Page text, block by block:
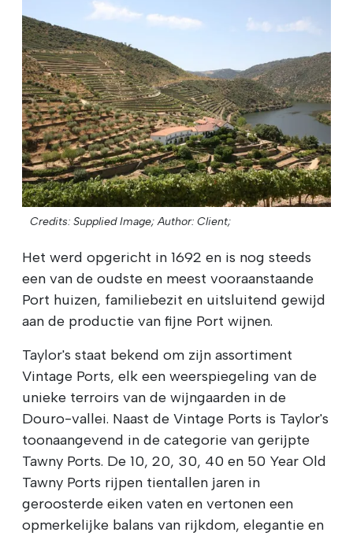
Credits: Supplied Image; Author: Client;
Het werd opgericht in 1692 en is nog steeds
een van de oudste en meest vooraanstaande
Port huizen, familiebezit en uitsluitend gewijd
aan de productie van fijne Port wijnen.
Taylor's staat bekend om zijn assortiment
Vintage Ports, elk een weerspiegeling van de
unieke terroirs van de wijngaarden in de
Douro-vallei. Naast de Vintage Ports is Taylor's
toonaangevend in de categorie van gerijpte
Tawny Ports. De 10, 20, 30, 40 en 50 Year Old
Tawny Ports rijpen tientallen jaren in
geroosterde eiken vaten en vertonen een
opmerkelijke balans van rijkdom, elegantie en